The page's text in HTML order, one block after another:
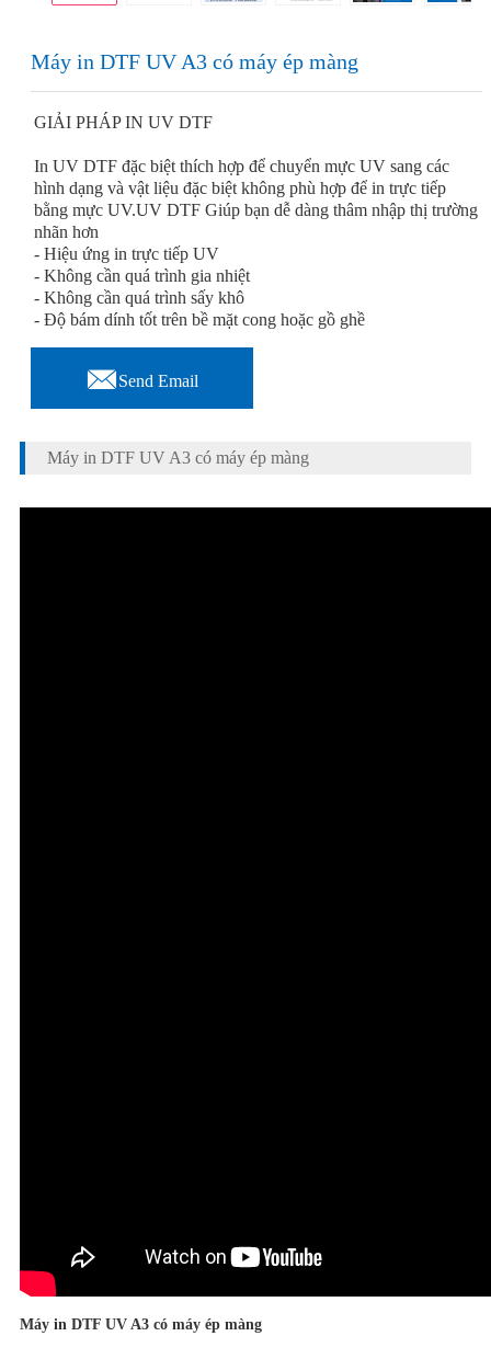
Máy in DTF UV A3 có máy ép màng
GIẢI PHÁP IN UV DTF
In UV DTF đặc biệt thích hợp để chuyển mực UV sang các
hình dạng và vật liệu đặc biệt không phù hợp để in trực tiếp
bằng mực UV.UV DTF Giúp bạn dễ dàng thâm nhập thị trường
nhãn hơn
- Hiệu ứng in trực tiếp UV
- Không cần quá trình gia nhiệt
- Không cần quá trình sấy khô
- Độ bám dính tốt trên bề mặt cong hoặc gồ ghề
Send Email
Máy in DTF UV A3 có máy ép màng
Máy in DTF UV A3 có máy ép màng